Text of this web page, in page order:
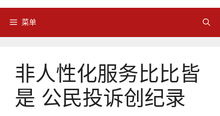
菜单
非人性化服务比比皆
是 公民投诉创纪录